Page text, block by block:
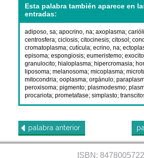
Esta palabra también aparece en
entradas:
adiposo, sa;apocrino, na;axoplasma;
centrosfera;ciclosis;citocinesis;citosol ;
cromatoplasma;cutícula;ecrino, na;
episoma;espongiosis;eumeristemo;
granulocito; hialoplasma; hipercromasia;
liposoma;melanosoma;micoplasma;
mitocondria;ooplasma;orgánulo;
peroxisoma;pigmento;plasmodesmo;
procariota;prometafase;simplasto;
palabra anterior
ISBN: 8478005722